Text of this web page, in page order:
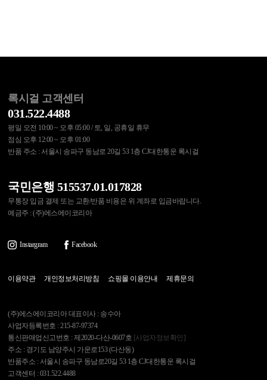
록시걸 고객센터
031.522.4488
평일 오전 10:00 ~ 오후 05:00 / 토, 일, 공휴일 휴무
점심 오후 12:00 ~ 오후 01:00
반품 주소 : 서울시 송파구 동남로 20길 53 1층 CJ대한통운 록시걸
국민은행 515537.01.017828
무통장 입금 결제 또는 교환/반품 비용은 위 계좌로 입금바랍니다.
예금주 : (주)에스에이코리아
Instargram Facebook
이용약관 개인정보처리방침 쇼핑몰 이용안내 제휴문의
(주)에스에이코리아 대표이사 : 송수아
사업자등록번호 : 215-87-97374
통신판매업신고번호 : 제2020-다산-0607호 [사업자정보확인]
주소 : 경기도 남양주시 가운로153 (다산동)
반품주소 : 서울시 송파구 동남로20길 53 1층 CJ대한통운 록시걸
고객센터 : 031.522.4488